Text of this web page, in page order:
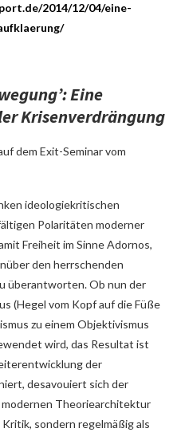
2014/12/04/eine-
Eine
Krisenverdrängung
dem Exit-Seminar vom
ideologiekritischen
Polaritäten moderner
Freiheit im Sinne Adornos,
den herrschenden
überantworten. Ob nun der
(Hegel vom Kopf auf die Füße
zu einem Objektivismus
wird, das Resultat ist
der
desavouiert sich der
Theoriearchitektur
sondern regelmäßig als